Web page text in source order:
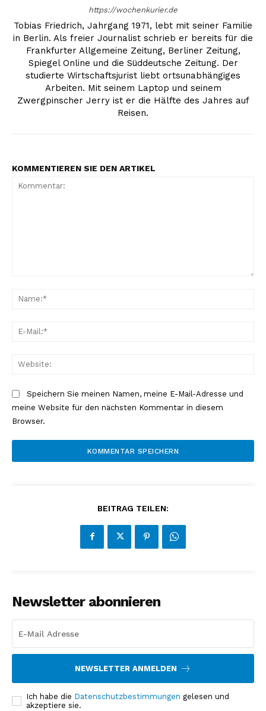
https://wochenkurier.de
Tobias Friedrich, Jahrgang 1971, lebt mit seiner Familie
in Berlin. Als freier Journalist schrieb er bereits für die
Frankfurter Allgemeine Zeitung, Berliner Zeitung,
Spiegel Online und die Süddeutsche Zeitung. Der
studierte Wirtschaftsjurist liebt ortsunabhängiges
Arbeiten. Mit seinem Laptop und seinem
Zwergpinscher Jerry ist er die Hälfte des Jahres auf
Reisen.
KOMMENTIEREN SIE DEN ARTIKEL
Speichern Sie meinen Namen, meine E-Mail-Adresse und
meine Website für den nächsten Kommentar in diesem
Browser.
BEITRAG TEILEN:
Newsletter abonnieren
NEWSLETTER ANMELDEN
Ich habe die Datenschutzbestimmungen gelesen und
akzeptiere sie.